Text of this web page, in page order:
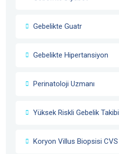
Gebelikte Guatr
Gebelikte Hipertansiyon
Perinatoloji Uzmanı
Yüksek Riskli Gebelik Takibi
Koryon Villus Biopsisi CVS